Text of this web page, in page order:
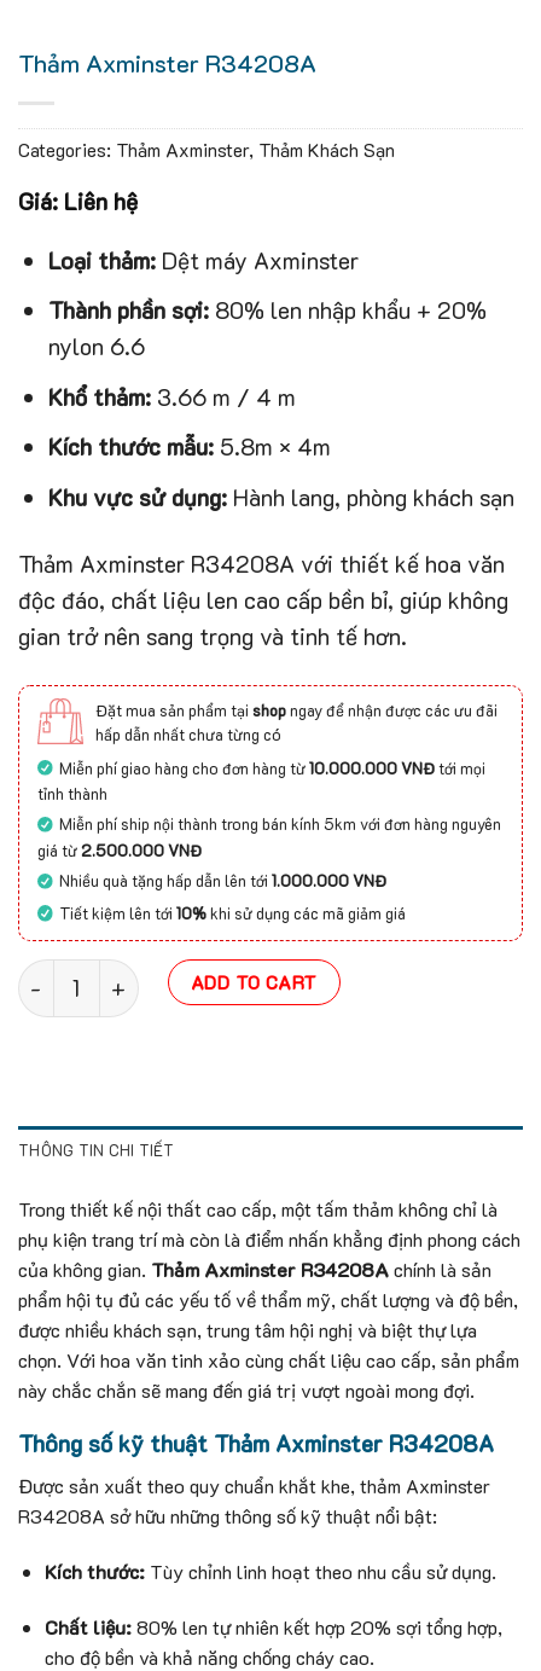
Thảm Axminster R34208A
Categories: Thảm Axminster, Thảm Khách Sạn
Giá: Liên hệ
Loại thảm:Dệt máy Axminster
Thành phần sợi:80% len nhập khẩu + 20%
nylon 6.6
Khổ thảm: 3.66 m / 4 m
Kích thước mẫu:5.8m × 4m
Khu vực sử dụng:Hành lang, phòng khách sạn
Thảm Axminster R34208A với thiết kế hoa văn
độc đáo, chất liệu len cao cấp bền bỉ, giúp không
gian trở nên sang trọng và tinh tế hơn.
Đặt mua sản phẩm tại shopngay để nhận được các ưu đãi
hấp dẫn nhất chưa từng có
Miễn phí giao hàng cho đơn hàng từ10.000.000 VNĐtới mọi
tỉnh thành
Miễn phí ship nội thành trong bán kính 5km với đơn hàng nguyên
giá từ2.500.000 VNĐ
Nhiều quà tặng hấp dẫn lên tới1.000.000 VNĐ
Tiết kiệm lên tới10%khi sử dụng các mã giảm giá
Thảm Axminster R34208A quantity
ADD TO CART
THÔNG TIN CHI TIẾT
Trong thiết kế nội thất cao cấp, một tấm thảm không chỉ là
phụ kiện trang trí mà còn là điểm nhấn khẳng định phong cách
của không gian. Thảm Axminster R34208Achính là sản
phẩm hội tụ đủ các yếu tố về thẩm mỹ, chất lượng và độ bền,
được nhiều khách sạn, trung tâm hội nghị và biệt thự lựa
chọn. Với hoa văn tinh xảo cùng chất liệu cao cấp, sản phẩm
này chắc chắn sẽ mang đến giá trị vượt ngoài mong đợi.
Thông số kỹ thuật Thảm Axminster R34208A
Được sản xuất theo quy chuẩn khắt khe, thảm Axminster
R34208A sở hữu những thông số kỹ thuật nổi bật:
Kích thước: Tùy chỉnh linh hoạt theo nhu cầu sử dụng.
Chất liệu:80% len tự nhiên kết hợp 20% sợi tổng hợp,
cho độ bền và khả năng chống cháy cao.